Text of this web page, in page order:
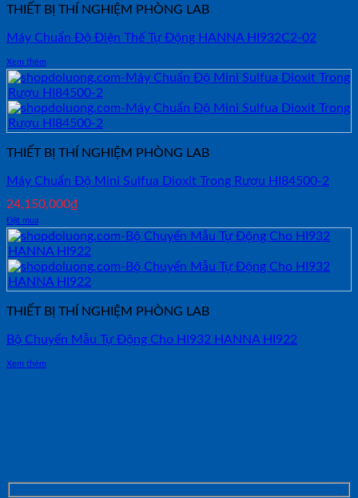
THIẾT BỊ THÍ NGHIỆM PHÒNG LAB
Máy Chuẩn Độ Điện Thế Tự Động HANNA HI932C2-02
Xem thêm
THIẾT BỊ THÍ NGHIỆM PHÒNG LAB
Máy Chuẩn Độ Mini Sulfua Dioxit Trong Rượu HI84500-2
24,150,000₫
Đặt mua
THIẾT BỊ THÍ NGHIỆM PHÒNG LAB
Bộ Chuyển Mẫu Tự Động Cho HI932 HANNA HI922
Xem thêm